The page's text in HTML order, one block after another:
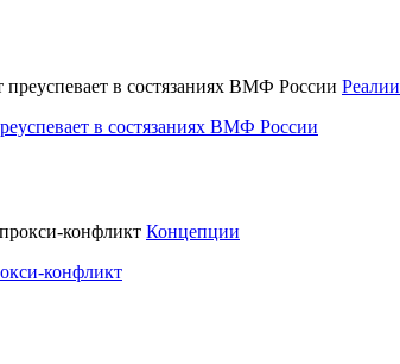
Реалии
в состязаниях ВМФ России
Концепции
конфликт